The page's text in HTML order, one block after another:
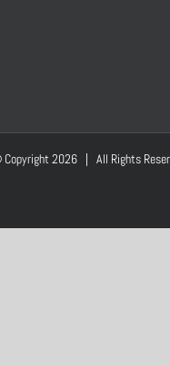
2026 | All Rights